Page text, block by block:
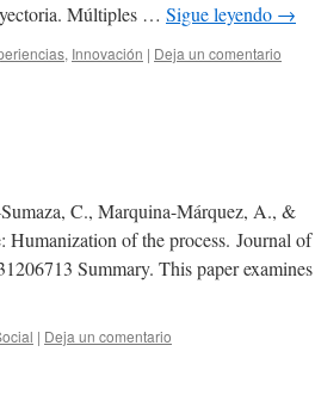
Múltiples … Sigue leyendo →
, Innovación | Deja un comentario
C., Marquina-Márquez, A., &
of the process. Journal of
Summary. This paper examines
| Deja un comentario